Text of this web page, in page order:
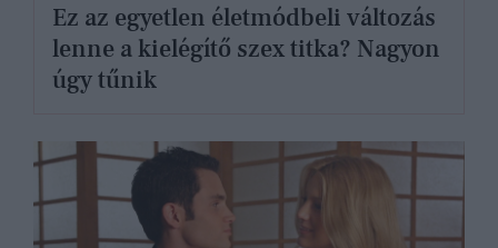
Ez az egyetlen életmódbeli változás
lenne a kielégítő szex titka? Nagyon
úgy tűnik